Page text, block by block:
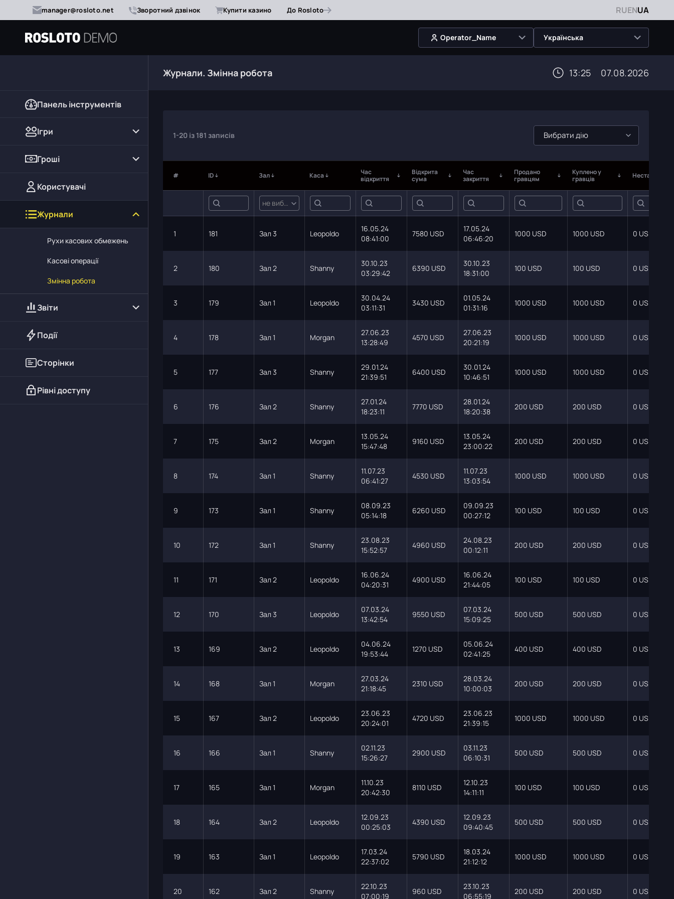
manager@rosloto.net Зворотний дзвінок Купити казино До Rosloto RUENUA
Operator_Name Українська
Панель інструментів
Ігри
Гроші
Користувачі
Журнали
Рухи касових обмежень
Касові операції
Змінна робота
Звіти
Події
Сторінки
Рівні доступу
Журнали. Змінна робота 13:25 07.08.2026
1-20 із 181 записів Вибрати дію
# ID Зал Каса
Час
відкриття
Відкрита
сума
Час
закриття
Продано
гравцям
Куплено у
гравців
Нестача
не вибрано
1 181 Зал 3 Leopoldo
16.05.24
08:41:00
7580 USD
17.05.24
06:46:20
1000 USD 1000 USD 0 USD
2 180 Зал 2 Shanny
30.10.23
03:29:42
6390 USD
30.10.23
18:31:00
100 USD 100 USD 0 USD
3 179 Зал 1 Leopoldo
30.04.24
03:11:31
3430 USD
01.05.24
01:31:16
1000 USD 1000 USD 0 USD
4 178 Зал 1 Morgan
27.06.23
13:28:49
4570 USD
27.06.23
20:21:19
1000 USD 1000 USD 0 USD
5 177 Зал 3 Shanny
29.01.24
21:39:51
6400 USD
30.01.24
10:46:51
1000 USD 1000 USD 0 USD
6 176 Зал 2 Shanny
27.01.24
18:23:11
7770 USD
28.01.24
18:20:38
200 USD 200 USD 0 USD
7 175 Зал 2 Morgan
13.05.24
15:47:48
9160 USD
13.05.24
23:00:22
200 USD 200 USD 0 USD
8 174 Зал 1 Shanny
11.07.23
06:41:27
4530 USD
11.07.23
13:03:54
1000 USD 1000 USD 0 USD
9 173 Зал 1 Shanny
08.09.23
05:14:18
6260 USD
09.09.23
00:27:12
100 USD 100 USD 0 USD
10 172 Зал 1 Shanny
23.08.23
15:52:57
4960 USD
24.08.23
00:12:11
200 USD 200 USD 0 USD
11 171 Зал 2 Leopoldo
16.06.24
04:20:31
4900 USD
16.06.24
21:44:05
100 USD 100 USD 0 USD
12 170 Зал 3 Leopoldo
07.03.24
13:42:54
9550 USD
07.03.24
15:09:25
500 USD 500 USD 0 USD
13 169 Зал 2 Leopoldo
04.06.24
19:53:44
1270 USD
05.06.24
02:41:25
400 USD 400 USD 0 USD
14 168 Зал 1 Morgan
27.03.24
21:18:45
2310 USD
28.03.24
10:00:03
200 USD 200 USD 0 USD
15 167 Зал 2 Leopoldo
23.06.23
20:24:01
4720 USD
23.06.23
21:39:15
1000 USD 1000 USD 0 USD
16 166 Зал 1 Shanny
02.11.23
15:26:27
2900 USD
03.11.23
06:10:31
500 USD 500 USD 0 USD
17 165 Зал 1 Morgan
11.10.23
20:42:30
8110 USD
12.10.23
14:11:11
100 USD 100 USD 0 USD
18 164 Зал 2 Leopoldo
12.09.23
00:25:03
4390 USD
12.09.23
09:40:45
500 USD 500 USD 0 USD
19 163 Зал 1 Leopoldo
17.03.24
22:37:02
5790 USD
18.03.24
21:12:12
1000 USD 1000 USD 0 USD
20 162 Зал 2 Shanny
22.10.23
07:00:19
960 USD
23.10.23
06:55:19
200 USD 200 USD 0 USD